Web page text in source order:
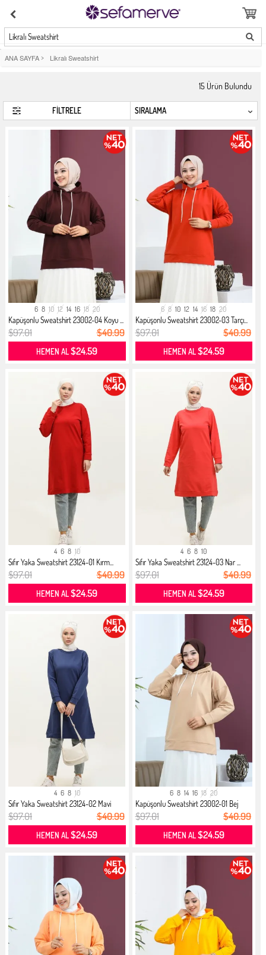
Likralı Sweatshirt
ANA SAYFA > Likralı Sweatshirt
15 Ürün Bulundu
FİLTRELE
6 8 10 12 14 16 18 20
Kapüşonlu Sweatshirt 23002-04 Koyu ...
$97.01 $40.99
HEMEN AL$24.59
6 8 10 12 14 16 18 20
Kapüşonlu Sweatshirt 23002-03 Tarçı...
$97.01 $40.99
HEMEN AL$24.59
4 6 8 10
Sıfır Yaka Sweatshirt 23124-01 Kırm...
$97.01 $40.99
HEMEN AL$24.59
4 6 8 10
Sıfır Yaka Sweatshirt 23124-03 Nar ...
$97.01 $40.99
HEMEN AL$24.59
4 6 8 10
Sıfır Yaka Sweatshirt 23124-02 Mavi
$97.01 $40.99
HEMEN AL$24.59
6 8 14 16 18 20
Kapüşonlu Sweatshirt 23002-01 Bej
$97.01 $40.99
HEMEN AL$24.59